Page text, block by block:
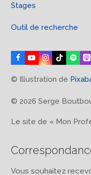
Stages
Outil de recherche
Facebook
YouTube
Instagram
Tiktok
© Illustration de
© 2026 Serge
Le site de « Mon
Vous souhaitez